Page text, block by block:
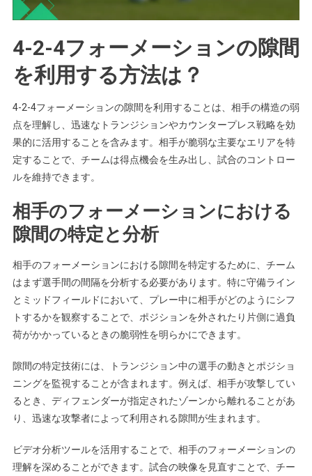
4-2-4フォーメーションの隙間
を利用する方法は？
4-2-4フォーメーションの隙間を利用することは、相手の構造の弱
点を理解し、迅速なトランジションやカウンタープレス戦略を効
果的に活用することを含みます。相手が脆弱な主要なエリアを特
定することで、チームは得点機会を生み出し、試合のコントロー
ルを維持できます。
相手のフォーメーションにおける
隙間の特定と分析
相手のフォーメーションにおける隙間を特定するために、チーム
はまず選手間の間隔を分析する必要があります。特に守備ライン
とミッドフィールドにおいて、プレー中に相手がどのようにシフ
トするかを観察することで、ポジションを外されたり片側に過負
荷がかかっているときの脆弱性を明らかにできます。
隙間の特定技術には、トランジション中の選手の動きとポジショ
ニングを監視することが含まれます。例えば、相手が攻撃してい
るとき、ディフェンダーが指定されたゾーンから離れることがあ
り、迅速な攻撃者によって利用される隙間が生まれます。
ビデオ分析ツールを活用することで、相手のフォーメーションの
理解を深めることができます。試合の映像を見直すことで、チー